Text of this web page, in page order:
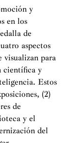
concederá cada
o extranjera,
en el
”. Así pues,
lo que ya era
y que,
como la
en lalabor de
ha
y
en los
de
aspectos
visualizan para
científica y
Estos
(2)
de
y el
del